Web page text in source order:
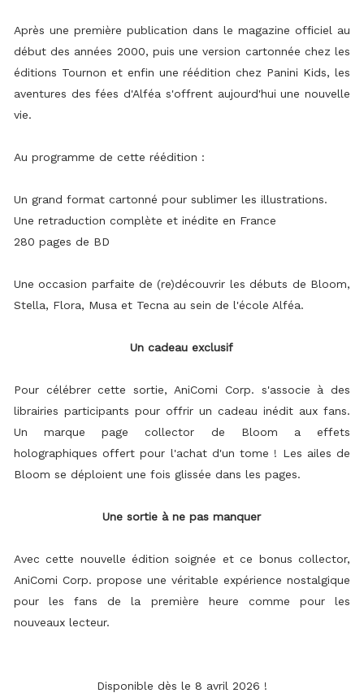
Après une première publication dans le magazine officiel au
début des années 2000, puis une version cartonnée chez les
éditions Tournon et enfin une réédition chez Panini Kids, les
aventures des fées d'Alféa s'offrent aujourd'hui une nouvelle
vie.
Au programme de cette réédition :
Un grand format cartonné pour sublimer les illustrations.
Une retraduction complète et inédite en France
280 pages de BD
Une occasion parfaite de (re)découvrir les débuts de Bloom,
Stella, Flora, Musa et Tecna au sein de l'école Alféa.
Un cadeau exclusif
Pour célébrer cette sortie, AniComi Corp. s'associe à des
librairies participants pour offrir un cadeau inédit aux fans.
Un marque page collector de Bloom a effets
holographiques offert pour l'achat d'un tome ! Les ailes de
Bloom se déploient une fois glissée dans les pages.
Une sortie à ne pas manquer
Avec cette nouvelle édition soignée et ce bonus collector,
AniComi Corp. propose une véritable expérience nostalgique
pour les fans de la première heure comme pour les
nouveaux lecteur.
Disponible dès le 8 avril 2026 !